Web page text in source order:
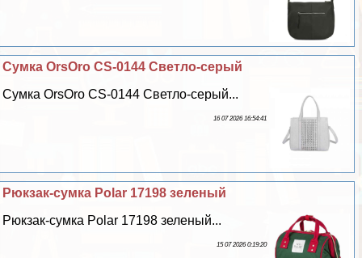
Сумка OrsOro CS-0144 Светло-серый
Сумка OrsOro CS-0144 Светло-серый...
16 07 2026 16:54:41
Рюкзак-сумка Polar 17198 зеленый
Рюкзак-сумка Polar 17198 зеленый...
15 07 2026 0:19:20